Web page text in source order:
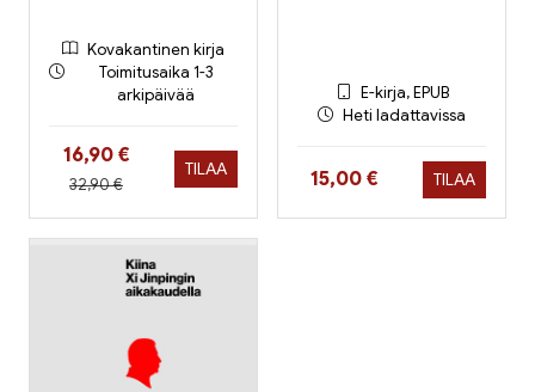
Kovakantinen kirja
Toimitusaika 1-3
arkipäivää
Hinta nyt
16,90 €
Hinta aiemmin
32,90 €
TILAA
E-kirja, EPUB
Heti ladattavissa
Hinta nyt
15,00 € TILAA